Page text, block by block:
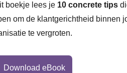
boekje lees je 10 concrete tips
om de klantgerichtheid binnen
te vergroten.
Download eBook